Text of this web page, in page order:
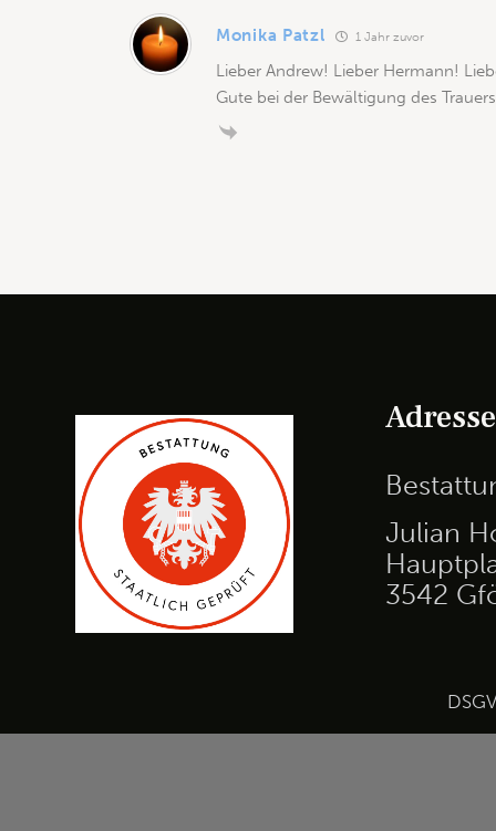
Monika Patzl 1 Jahr zuvor
Lieber Andrew! Lieber Hermann!
Gute bei der Bewältigung des
Adresse
Julian
3542